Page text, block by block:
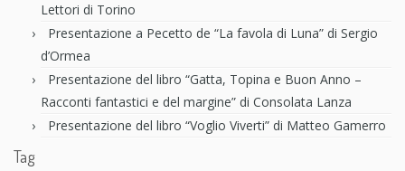
Lettori di Torino
Presentazione a Pecetto de “La favola di Luna” di Sergio
d’Ormea
Presentazione del libro “Gatta, Topina e Buon Anno –
Racconti fantastici e del margine” di Consolata Lanza
Presentazione del libro “Voglio Viverti” di Matteo Gamerro
Tag